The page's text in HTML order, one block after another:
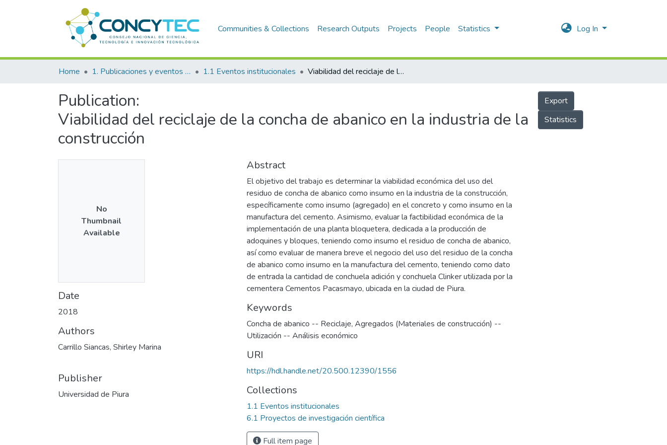
Communities & Collections Research Outputs Projects People Statistics Log In
Home 1. Publicaciones y eventos institucionales 1.1 Eventos institucionales Viabilidad del reciclaje de la concha de abanico en la industria de la construcción
Publication:
Viabilidad del reciclaje de la concha de abanico en la industria de la
construcción
Export
Statistics
No
Thumbnail
Available
Date
2018
Authors
Carrillo Siancas, Shirley Marina
Publisher
Universidad de Piura
Abstract
El objetivo del trabajo es determinar la viabilidad económica del uso del
residuo de concha de abanico como insumo en la industria de la construcción,
específicamente como insumo (agregado) en el concreto y como insumo en la
manufactura del cemento. Asimismo, evaluar la factibilidad económica de la
implementación de una planta bloquetera, dedicada a la producción de
adoquines y bloques, teniendo como insumo el residuo de concha de abanico,
así como evaluar de manera breve el negocio del uso del residuo de la concha
de abanico como insumo en la manufactura del cemento, teniendo como dato
de entrada la cantidad de conchuela adición y conchuela Clinker utilizada por la
cementera Cementos Pacasmayo, ubicada en la ciudad de Piura.
Keywords
Concha de abanico -- Reciclaje, Agregados (Materiales de construcción) --
Utilización -- Análisis económico
URI
https://hdl.handle.net/20.500.12390/1556
Collections
1.1 Eventos institucionales
6.1 Proyectos de investigación científica
Full item page